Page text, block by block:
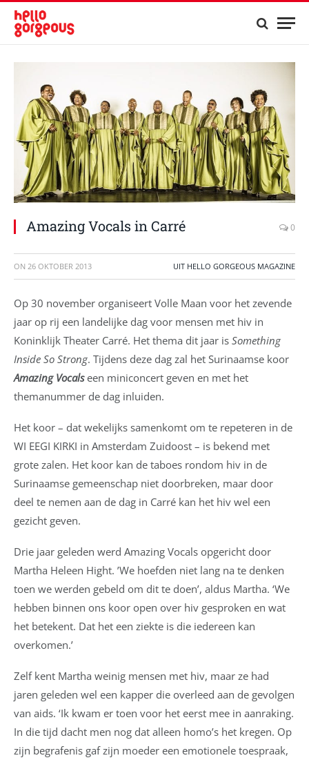
Amazing Vocals in Carré 0
ON 26 OKTOBER 2013 UIT HELLO GORGEOUS MAGAZINE
Op 30 november organiseert Volle Maan voor het zevende
jaar op rij een landelijke dag voor mensen met hiv in
Koninklijk Theater Carré. Het thema dit jaar is Something
Inside So Strong. Tijdens deze dag zal het Surinaamse koor
Amazing Vocals een miniconcert geven en met het
themanummer de dag inluiden.
Het koor – dat wekelijks samenkomt om te repeteren in de
WI EEGI KIRKI in Amsterdam Zuidoost – is bekend met
grote zalen. Het koor kan de taboes rondom hiv in de
Surinaamse gemeenschap niet doorbreken, maar door
deel te nemen aan de dag in Carré kan het hiv wel een
gezicht geven.
Drie jaar geleden werd Amazing Vocals opgericht door
Martha Heleen Hight. ’We hoefden niet lang na te denken
toen we werden gebeld om dit te doen’, aldus Martha. ‘We
hebben binnen ons koor open over hiv gesproken en wat
het betekent. Dat het een ziekte is die iedereen kan
overkomen.’
Zelf kent Martha weinig mensen met hiv, maar ze had
jaren geleden wel een kapper die overleed aan de gevolgen
van aids. ‘Ik kwam er toen voor het eerst mee in aanraking.
In die tijd dacht men nog dat alleen homo’s het kregen. Op
zijn begrafenis gaf zijn moeder een emotionele toespraak,